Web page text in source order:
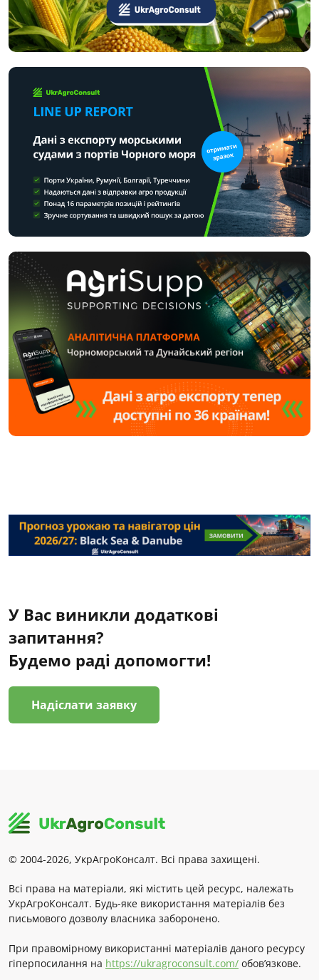
У Вас виникли додаткові
запитання?
Будемо раді допомогти!
Надіслати заявку
© 2004-2026, УкрАгроКонсалт. Всі права захищені.
Всі права на матеріали, які містить цей ресурс, належать
УкрАгроКонсалт. Будь-яке використання матеріалів без
письмового дозволу власника заборонено.
При правомірному використанні матеріалів даного ресурсу
гіперпосилання на https://ukragroconsult.com/ обов’язкове.